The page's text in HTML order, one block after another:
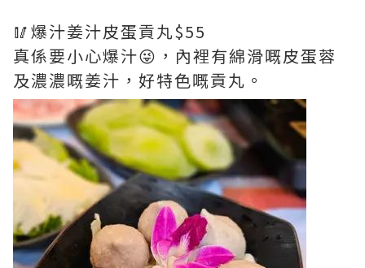
🥢爆汁姜汁皮蛋貢丸$55
真係要小心爆汁😜，內裡有綿滑嘅皮蛋蓉
及濃濃嘅姜汁，好特色嘅貢丸。